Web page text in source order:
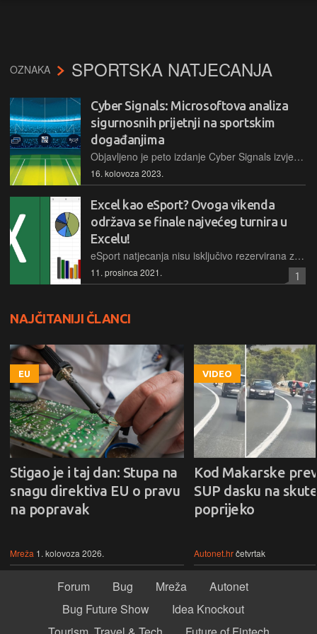
OZNAKA SPORTSKA NATJECANJA
Cyber Signals: Microsoftova analiza
sigurnosnih prijetnji na sportskim
događanjima
Objavljeno je peto izdanje Cyber Signals izvještaja: Sigurnosne mjere za velike događaje mogu se unaprijediti putem kibernetičke sigurnosti
16. kolovoza 2023.
Excel kao eSport? Ovoga vikenda
održava se finale najvećeg turnira u
Excelu!
eSport natjecanja nisu isključivo rezervirana za one spretne s kontrolerima, brze na okidaču ili ekipu koja voli razne simulacije – ponekad za dobar turnir može poslužiti i tablični kalkulator
11. prosinca 2021. 1
NAJČITANIJI ČLANCI
EU
Stigao je i taj dan: Stupa na
snagu direktiva EU o pravu
na popravak
Mreža 1. kolovoza 2026.
VIDEO
Kod Makarske
SUP dasku na
poprijeko
Autonet.hrčetvrtak
Forum Bug Mreža
Autonet
Bug Future Show
Idea Knockout